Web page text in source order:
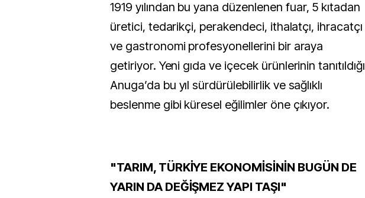
1919 yılından bu yana düzenlenen fuar, 5 kıtadan
üretici, tedarikçi, perakendeci, ithalatçı, ihracatçı
ve gastronomi profesyonellerini bir araya
getiriyor. Yeni gıda ve içecek ürünlerinin tanıtıldığı
Anuga’da bu yıl sürdürülebilirlik ve sağlıklı
beslenme gibi küresel eğilimler öne çıkıyor.
"TARIM, TÜRKİYE EKONOMİSİNİN BUGÜN DE
YARIN DA DEĞİŞMEZ YAPI TAŞI"